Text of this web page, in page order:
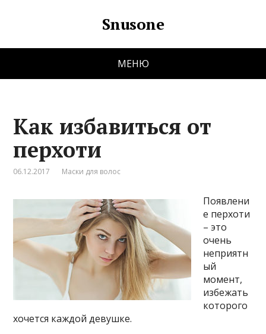
Snusone
МЕНЮ
Как избавиться от
перхоти
06.12.2017 Маски для волос
Появлени
е перхоти
– это
очень
неприятн
ый
момент,
избежать
которого
хочется каждой девушке.